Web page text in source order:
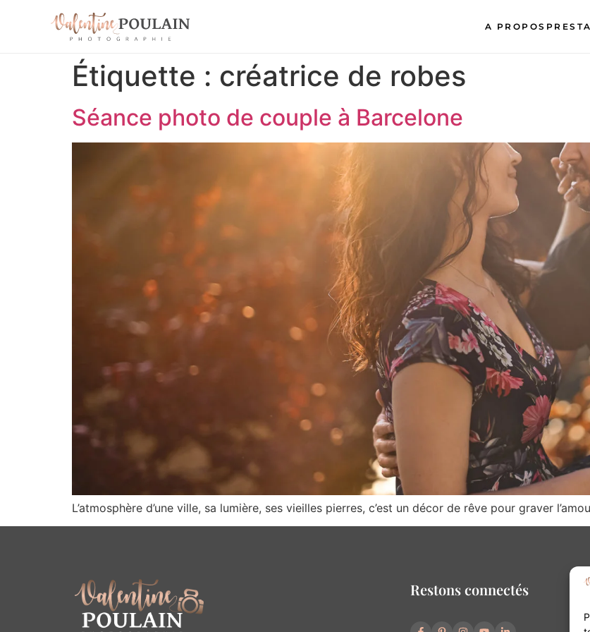
A PROPOS
Étiquette : créatrice de robes
Séance photo de couple à Barcelone
L’atmosphère d’une ville, sa lumière, ses vieilles pierres, c’est un décor de rêve pour graver
Restons connectés